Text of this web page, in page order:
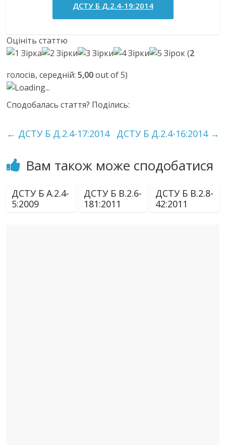
ДСТУ Б Д.2.4-19:2014
Оцініть статтю
(2
голосів, середній:5,00out of 5)
Loading...
Сподобалась стаття? Поділись:
← ДСТУ Б Д.2.4-17:2014 ДСТУ Б Д.2.4-16:2014 →
Вам також може сподобатися
ДСТУ Б А.2.4-
5:2009
ДСТУ Б В.2.6-
181:2011
ДСТУ Б В.2.8-
42:2011